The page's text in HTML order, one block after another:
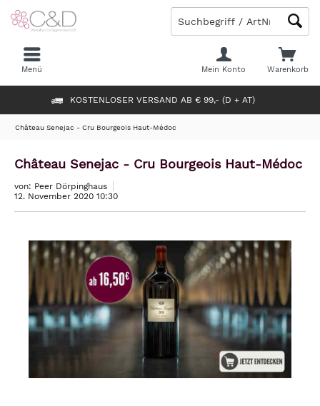
KOSTENLOSER VERSAND AB € 99,- (D + AT)
Warenkorb
Mein Konto
Menü
Château Senejac - Cru Bourgeois Haut-Médoc
Château Senejac - Cru Bourgeois Haut-Médoc
von: Peer Dörpinghaus
12. November 2020 10:30